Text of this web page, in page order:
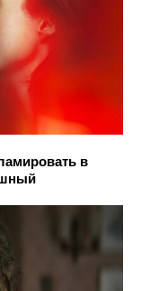
в